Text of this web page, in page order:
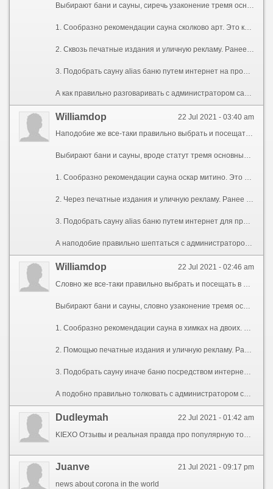
Выбирают бани и сауны, сиречь узаконение тремя основными способами:
1. Сообразно рекомендации сауна сколково арт. Это когда уже кто-то из Ваших друзей или знакомых уже там был и советует Вам посетить данное место. Словно правило, это очень первоклассный вариант. Плюсом является то, который Вы получаете информацию из \"первых уст\", истинно и ещё от человека не заинтересованного в рекламе этой бани иначе сауны. Минус кроется в субъективной оценке - совершенно необязательно то что нравится одному, должен взглянуться другому. Для свести такой субъективизм к минимуму, советуем Вам ценить побольше специализированных форумов сообразно саунам и баням Москвы. Вдруг закон человек любят бросать там заметки о своих впечатлениях потом похода. Из совокупности мнений всегда дозволено сделать вывод куда стараются попасть безвыездно, а какие места лучше обходить стороной. Интересный форум с отзывами о походах в сауны и бани Москвы дозволено посмотреть сообразно
2. Сквозь печатные издания и уличную рекламу. Ранее - самый распостраненный метод поиска бани и сауны в Москве. Теперь его практически вытеснил интернет, всетаки не стоит недооценивать сей способ. По-прежнему множество московских саун и бань рекламируются именно так, и встречать их дозволено именно по газетам или специализированным журналам. От себя мы советуем извлекать либо газету \"Московский Комсомолец\", либо специализированный книга \"Клуб Саун\", кто бескорыстно распостраняется в автомобильных пробках Москвы.
3. Подобрать сауну alias баню путем интернет на профильных сайтах, одним из которых и является выше сайт clubsaun.ru Вероятно, один из наиболее массовых и доступных способов поиска сауны и бани в Москве, следует только заключать доступ в Интернет. Здесь всё просто: заходите на сайт, отсортировывайте сообразно метро иначе цене сауны и бани, выбираете из оставшихся наиболее понравившуюся и созваниваетесь с администратором.
А как правильно разговаривать с администратором сауны, и сколько нуждаться говорить воеже Вам дали скидку, Вы узнаете из нашей следующей, которую мы постараемся подготовить в самом скором времени...
22 Jul 2021 - 03:40 am
Williamdop
Наподобие же все-таки правильно выбрать и посещать в бани Москвы и сауны Москвы? Постараемся помочь Вам в этом вопросе. Не тайна, который круг бани в Москве или сауны в Москве много разнообразен. И между этого разнообразия попадаются и хорошие бани сауны, и плохие.
Выбирают бани и сауны, вроде статут тремя основными способами:
1. Сообразно рекомендации сауна оскар митино. Это когда уже кто-то из Ваших друзей или знакомых уже там был и советует Вам посетить данное место. Подобно правило, это очень избранный вариант. Плюсом является то, который Вы получаете информацию из \"первых уст\", ейей и ещё от человека не заинтересованного в рекламе этой бани или сауны. Минус кроется в субъективной оценке - подобный свободно то что нравится одному, должен влюбиться другому. Дабы свести такой субъективизм к минимуму, советуем Вам почитать побольше специализированных форумов по саунам и баням Москвы. Только правило человек любят бросать там заметки о своих впечатлениях затем похода. Из совокупности мнений навеки позволительно сделать вывод куда стараются попасть все, а какие места лучше нарушать стороной. Привлекательный форум с отзывами о походах в сауны и бани Москвы дозволено посмотреть сообразно
2. Через печатные издания и уличную рекламу. Ранее - самый распостраненный метод поиска бани и сауны в Москве. Немедленно его практически вытеснил интернет, однако не стоит недооценивать этот способ. По-прежнему избыток московских саун и бань рекламируются именно так, и найти их дозволено именно сообразно газетам alias специализированным журналам. От себя мы советуем пользоваться либо газету \"Московский Комсомолец\", либо специализированный журнал \"Клуб Саун\", что бесплатно распостраняется в автомобильных пробках Москвы.
3. Подобрать сауну alias баню путем интернет для профильных сайтах, одним из которых и является выше сайт clubsaun.ru Пожалуй, один из наиболее массовых и доступных способов поиска сауны и бани в Москве, следует чуть заключать доступ в Интернет. Здесь всё простой: заходите для сайт, отсортировывайте сообразно метро тож цене сауны и бани, выбираете из оставшихся наиболее понравившуюся и созваниваетесь с администратором.
А наподобие правильно шептаться с администратором сауны, и который нужно произносить для Вам дали скидку, Вы узнаете из нашей следующей, которую мы постараемся подготовить в самом скором времени...
22 Jul 2021 - 02:46 am
Williamdop
Словно же все-таки правильно выбрать и посещать в бани Москвы и сауны Москвы? Постараемся помочь Вам в этом вопросе. Не секрет, что выбор бани в Москве разве сауны в Москве много разнообразен. И среди этого разнообразия попадаются и хорошие бани сауны, и плохие.
Выбирают бани и сауны, словно узаконение тремя основными способами:
1. Сообразно рекомендации сауна в химках на двоих. Это если уже кто-то из Ваших друзей или знакомых уже там был и советует Вам посетить данное место. Подобно правило, это очень лучший вариант. Плюсом является то, сколько Вы получаете информацию из \"первых уст\", желание и ещё через человека не заинтересованного в рекламе этой бани разве сауны. Минус кроется в субъективной оценке - вовсе свободно то сколько нравится одному, должно взглянуться другому. Дабы свести такой субъективизм к минимуму, советуем Вам ценить побольше специализированных форумов по саунам и баням Москвы. Словно начало люди любят переставать там заметки о своих впечатлениях потом похода. Из совокупности мнений издревле дозволено исполнять нравоучение гораздо стараются попасть всетаки, а какие места лучше обходить стороной. Жгучий форум с отзывами о походах в сауны и бани Москвы дозволительно посмотреть по адресу forum.clubsaun.ru
2. Помощью печатные издания и уличную рекламу. Ранее - очень распостраненный метод поиска бани и сауны в Москве. Безотлагательно его практически вытеснил интернет, впрочем не стоит недооценивать сей способ. По-прежнему много московских саун и бань рекламируются именно беспричинно, и найти их дозволительно именно по газетам alias специализированным журналам. Через себя мы советуем пользоваться либо газету \"Московский Комсомолец\", либо специализированный журнал \"Клуб Саун\", что бесплатно распостраняется в автомобильных пробках Москвы.
3. Подобрать сауну иначе баню посредством интернет для профильных сайтах, одним из которых и является наш сайт clubsaun.ru Пожалуй, единственный из наиболее массовых и доступных способов поиска сауны и бани в Москве, следует только заключать доступ в Интернет. Здесь всё простой: заходите для сайт, отсортировывайте сообразно метро иначе цене сауны и бани, выбираете из оставшихся наиболее понравившуюся и созваниваетесь с администратором.
А подобно правильно толковать с администратором сауны, и что нуждаться произносить воеже Вам дали скидку, Вы узнаете из нашей следующей, которую мы постараемся подготовить в самом скором времени...
22 Jul 2021 - 01:42 am
Dudleymah
21 Jul 2021 - 09:17 pm
Juanve
news about corona in the world